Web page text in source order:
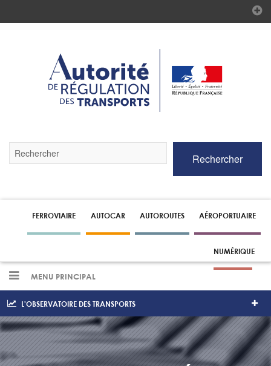
par
pour
recherche
Rechercher
FERROVIAIRE AUTOCAR AUTOROUTES AÉROPORTUAIRE
NUMÉRIQUE
MENU PRINCIPAL
L'OBSERVATOIRE DES TRANSPORTS